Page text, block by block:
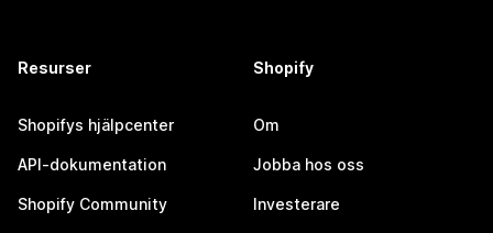
Resurser
Shopifys hjälpcenter
API-dokumentation
Shopify Community
Shopify
Om
Jobba hos oss
Investerare